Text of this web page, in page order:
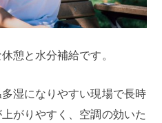
憩と水分補給です。
湿になりやすい現場で長時
がりやすく、空調の効いた